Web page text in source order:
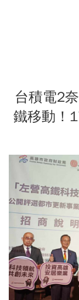
台積電2
鐵移動！